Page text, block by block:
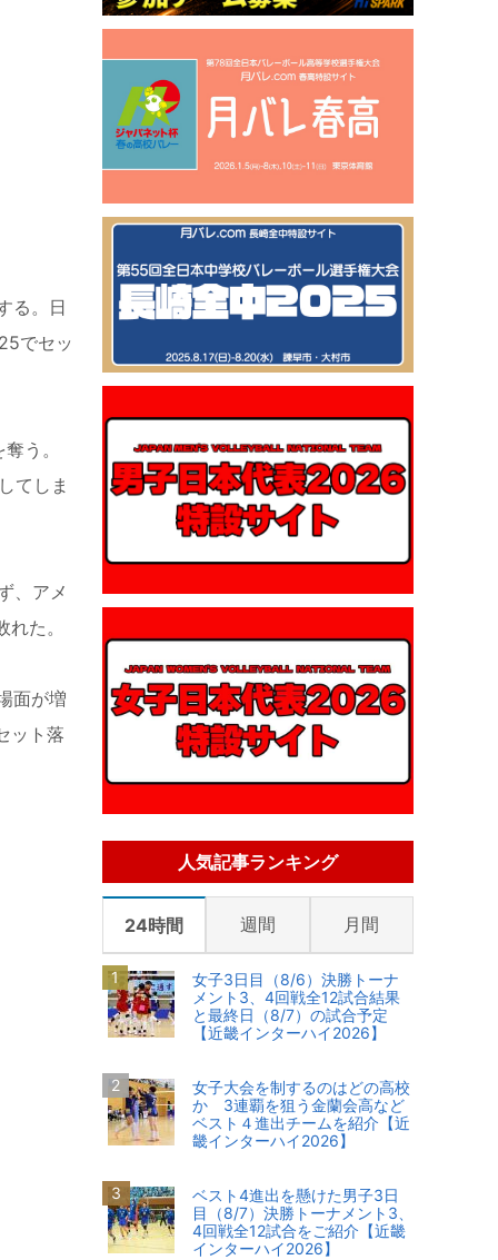
る。日
でセッ
う。
てしま
、アメ
た。
面が増
ット落
人気記事ランキング
24時間 週間 月間
女子3日目（8/6）決勝トーナ
メント3、4回戦全12試合結果
と最終日（8/7）の試合予定
【近畿インターハイ2026】
女子大会を制するのはどの高校
か 3連覇を狙う金蘭会高など
ベスト４進出チームを紹介【近
畿インターハイ2026】
ベスト4進出を懸けた男子3日
目（8/7）決勝トーナメント3、
4回戦全12試合をご紹介【近畿
インターハイ2026】